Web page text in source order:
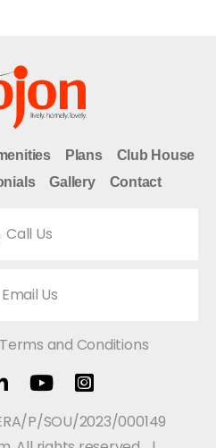
Plans
Club House
Gallery Contact
Call Us
Email Us
Terms and Conditions
P/SOU/2023/000149